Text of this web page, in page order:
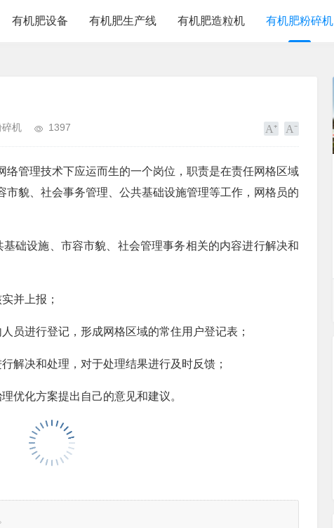
有机肥设备 有机肥生产线 有机肥造粒机 有机肥粉碎机
碎机 1397
络管理技术下应运而生的一个岗位，职责是在责任网格区域
市貌、社会事务管理、公共基础设施管理等工作，网格员的
础设施、市容市貌、社会管理事务相关的内容进行解决和
并上报；
员进行登记，形成网格区域的常住用户登记表；
解决和处理，对于处理结果进行及时反馈；
优化方案提出自己的意见和建议。